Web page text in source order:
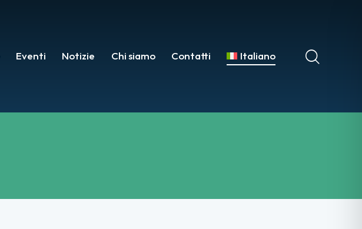
Eventi Notizie Chi siamo Contatti Italiano